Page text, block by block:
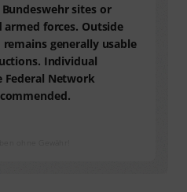
sites or
forces. Outside
generally usable
Individual
Network